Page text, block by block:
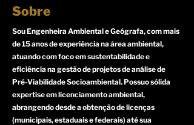
Sobre
Sou Engenheira Ambiental e Geógrafa, com mais
de 15 anos de experiência na área ambiental,
atuando com foco em sustentabilidade e
eficiência na gestão de projetos de análise de
Pré-Viabilidade Socioambiental. Possuo sólida
expertise em licenciamento ambiental,
abrangendo desde a obtenção de licenças
(municipais, estaduais e federais) até sua